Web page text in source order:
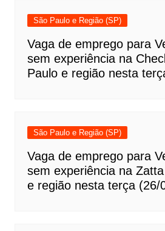
São Paulo e Região (SP)
Vaga de emprego para
sem experiência na
Paulo e região nesta
São Paulo e Região (SP)
Vaga de emprego para
sem experiência na
e região nesta terça (26/